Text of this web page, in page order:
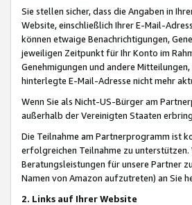
Sie stellen sicher, dass die Angaben in
Website, einschließlich Ihrer E-Mail-
können etwaige Benachrichtigungen,
jeweiligen Zeitpunkt für Ihr Konto im
Genehmigungen und andere
hinterlegte E-Mail-Adresse nicht mehr
Wenn Sie als Nicht-US-Bürger am
außerhalb der Vereinigten Staaten
Die Teilnahme am Partnerprogramm ist
erfolgreichen Teilnahme zu
Beratungsleistungen für unsere Partner
Namen von Amazon aufzutreten) an Sie
2. Links auf Ihrer Website